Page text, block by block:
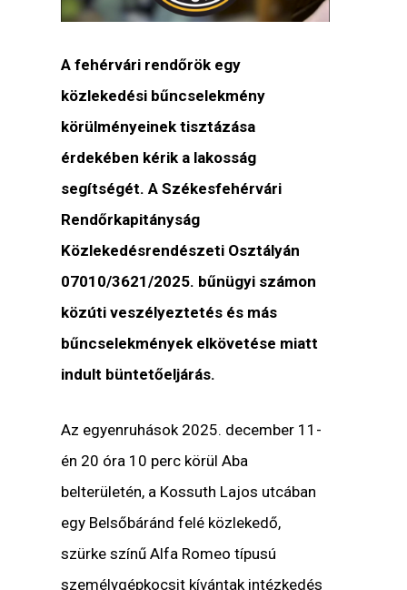
A fehérvári rendőrök egy
közlekedési bűncselekmény
körülményeinek tisztázása
érdekében kérik a lakosság
segítségét. A Székesfehérvári
Rendőrkapitányság
Közlekedésrendészeti Osztályán
07010/3621/2025. bűnügyi számon
közúti veszélyeztetés és más
bűncselekmények elkövetése miatt
indult büntetőeljárás.
Az egyenruhások 2025. december 11-
én 20 óra 10 perc körül Aba
belterületén, a Kossuth Lajos utcában
egy Belsőbáránd felé közlekedő,
szürke színű Alfa Romeo típusú
személygépkocsit kívántak intézkedés